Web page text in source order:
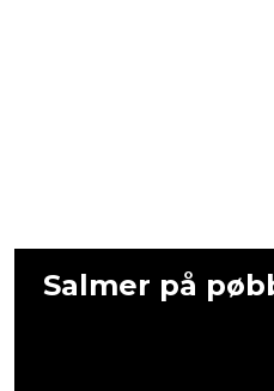
Salmer på